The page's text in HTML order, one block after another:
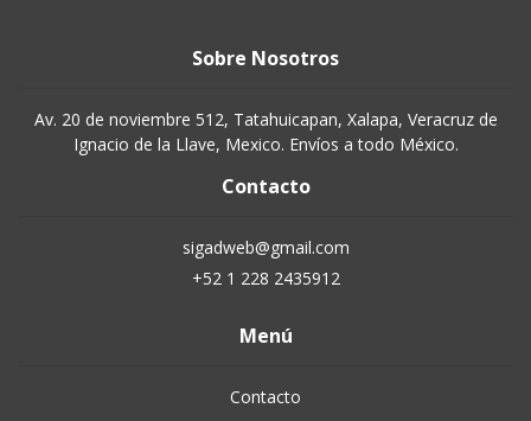
Sobre Nosotros
Av. 20 de noviembre 512, Tatahuicapan, Xalapa, Veracruz de
Ignacio de la Llave, Mexico. Envíos a todo México.
Contacto
sigadweb@gmail.com
+52 1 228 2435912
Menú
Contacto